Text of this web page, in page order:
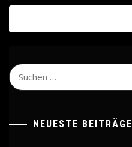
Suchen
nach:
NEUESTE BEITRÄGE